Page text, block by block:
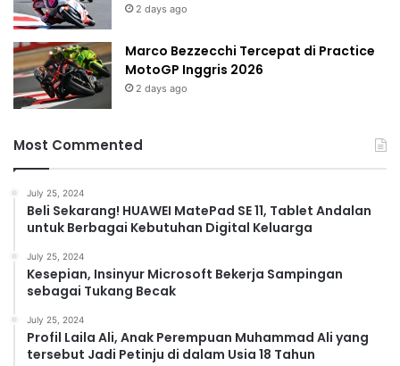
2 days ago
Marco Bezzecchi Tercepat di Practice
MotoGP Inggris 2026
2 days ago
Most Commented
July 25, 2024
Beli Sekarang! HUAWEI MatePad SE 11, Tablet Andalan
untuk Berbagai Kebutuhan Digital Keluarga
July 25, 2024
Kesepian, Insinyur Microsoft Bekerja Sampingan
sebagai Tukang Becak
July 25, 2024
Profil Laila Ali, Anak Perempuan Muhammad Ali yang
tersebut Jadi Petinju di dalam Usia 18 Tahun